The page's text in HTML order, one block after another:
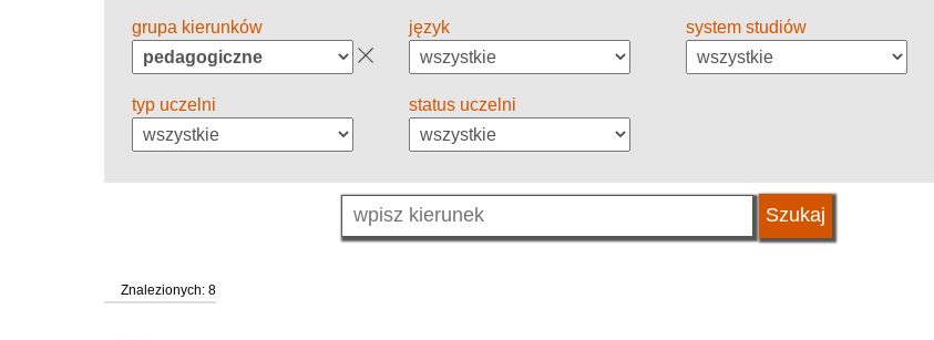
grupa kierunków język system studiów
typ uczelni status uczelni
Znalezionych: 8